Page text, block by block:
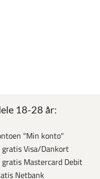
18-28 år:
"Min konto"
Visa/Dankort
Mastercard Debit
Netbank